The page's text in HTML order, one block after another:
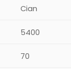
Cian
5400
70